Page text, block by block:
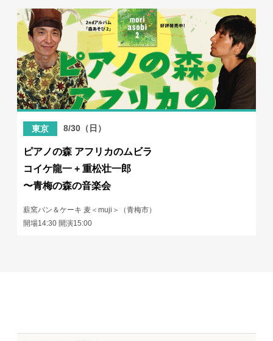
東京 8/30（日）
ピアノの森 アフリカのムビラ
コイケ龍一 + 重松壮一郎
〜青梅の森の音楽会
薪窯パン＆ケーキ 麦＜muji＞（青梅市）
開場14:30 開演15:00